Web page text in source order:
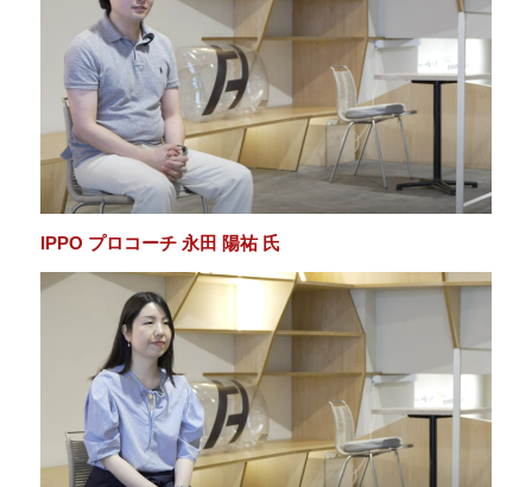
IPPO プロコーチ 永田 陽祐 氏